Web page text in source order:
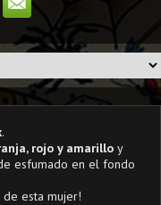
.
rojo y amarillo y
esfumado en el fondo
esta mujer!